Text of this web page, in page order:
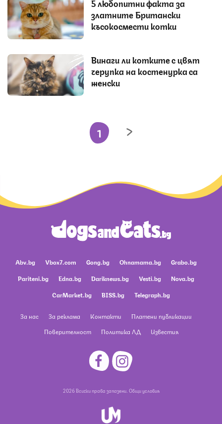
5 любопитни факта за
златните Британски
късокосмести котки
Винаги ли котките с цвят
черупка на костенурка са
женски
1
Abv.bg Vbox7.com Gong.bg Ohnamama.bg
Grabo.bg
Pariteni.bg
Edna.bg Dariknews.bg Vesti.bg
Nova.bg
CarMarket.bg
BISS.bg Telegraph.bg
За нас За реклама Контакти
Платени публикации
Поверителност
Политика ЛД Известия
2026 Всички права запазени. Общи условия